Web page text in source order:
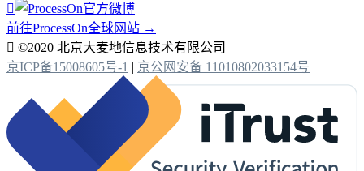

前往ProcessOn全球网站 →
 ©2020 北京大麦地信息技术有限公司
京ICP备15008605号-1 | 京公网安备 11010802033154号